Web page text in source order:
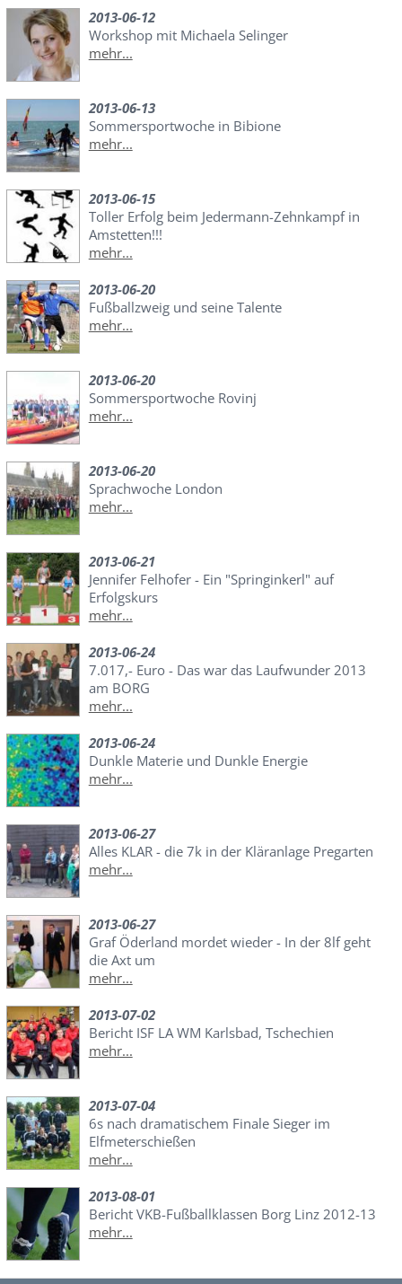
2013-06-12
Workshop mit Michaela Selinger
mehr...
2013-06-13
Sommersportwoche in Bibione
mehr...
2013-06-15
Toller Erfolg beim Jedermann-Zehnkampf in
Amstetten!!!
mehr...
2013-06-20
Fußballzweig und seine Talente
mehr...
2013-06-20
Sommersportwoche Rovinj
mehr...
2013-06-20
Sprachwoche London
mehr...
2013-06-21
Jennifer Felhofer - Ein "Springinkerl" auf
Erfolgskurs
mehr...
2013-06-24
7.017,- Euro - Das war das Laufwunder 2013
am BORG
mehr...
2013-06-24
Dunkle Materie und Dunkle Energie
mehr...
2013-06-27
Alles KLAR - die 7k in der Kläranlage Pregarten
mehr...
2013-06-27
Graf Öderland mordet wieder - In der 8lf geht
die Axt um
mehr...
2013-07-02
Bericht ISF LA WM Karlsbad, Tschechien
mehr...
2013-07-04
6s nach dramatischem Finale Sieger im
Elfmeterschießen
mehr...
2013-08-01
Bericht VKB-Fußballklassen Borg Linz 2012-13
mehr...